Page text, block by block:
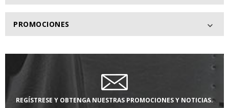
PROMOCIONES 
REGÍSTRESE Y OBTENGA NUESTRAS PROMOCIONES Y NOTICIAS.